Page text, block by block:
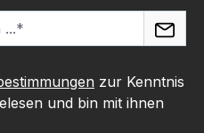
zur Kenntnis
und bin mit ihnen